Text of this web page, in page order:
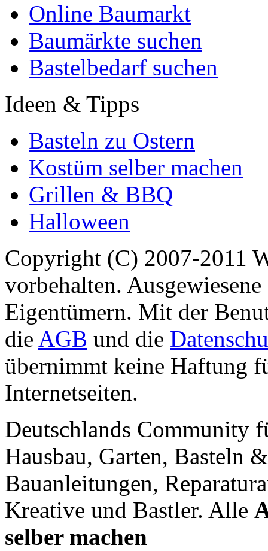
Online Baumarkt
Baumärkte suchen
Bastelbedarf suchen
Ideen & Tipps
Basteln zu Ostern
Kostüm selber machen
Grillen & BBQ
Halloween
Copyright (C) 2007-2011
vorbehalten.
Eigentümern. Mit der
die AGB und die
übernimmt keine Haftung
Internetseiten.
Deutschlands Community
Hausbau, Garten, Basteln
Bauanleitungen,
Kreative und Bastler. Alle
selber machen